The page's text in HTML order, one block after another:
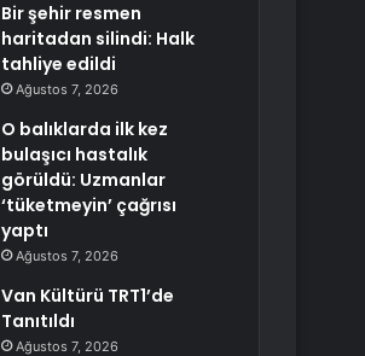
Bir şehir resmen
haritadan silindi: Halk
tahliye edildi
Ağustos 7, 2026
O balıklarda ilk kez
bulaşıcı hastalık
görüldü: Uzmanlar
‘tüketmeyin’ çağrısı
yaptı
Ağustos 7, 2026
Van Kültürü TRT1’de
Tanıtıldı
Ağustos 7, 2026